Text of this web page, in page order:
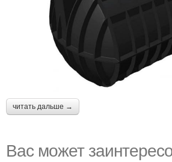
читать дальше →
Вас может